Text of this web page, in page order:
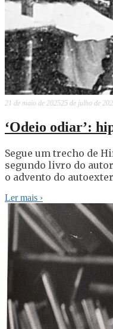
21 de maio de 202525 de julho de
‘Odeio odiar’:
Segue um trecho de
segundo livro do
o advento do
Ler mais ›